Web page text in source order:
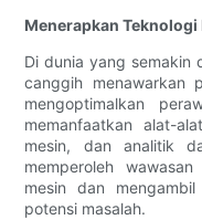
Menerapkan
Di dunia yang semakin
canggih menawarkan
mengoptimalkan
memanfaatkan alat-
mesin, dan analitik
memperoleh
mesin dan
potensi masalah.